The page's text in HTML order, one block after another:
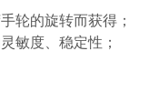
轮的旋转而获得；
敏度、稳定性；